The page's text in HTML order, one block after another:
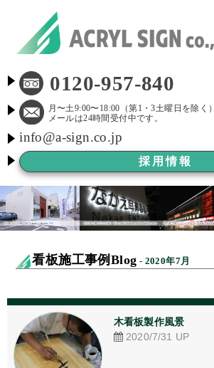
看板施工事例
会社概要
LED看板
看板施工ブログ
よくある質問
京都市新景観条例
看板Before After
アクリル加工
看板デザイン
0120-957-840
月〜土9:00〜18:00（第1・3土曜日を除く）
メールは24時間受付中です。
info@a-sign.co.jp
採用情報
看板施工事例Blog - 2020年7月
木看板製作風景
2020/7/31 UP